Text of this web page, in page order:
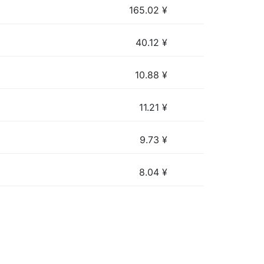
165.02 ¥
40.12 ¥
10.88 ¥
11.21 ¥
9.73 ¥
8.04 ¥